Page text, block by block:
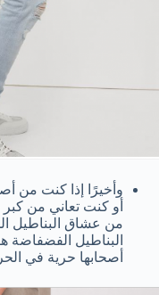
وأخيرًا إذا كنت من
أو كنت تعاني من
من عشاق البناطيل
البناطيل الفضفاضة
أصحابها حرية في